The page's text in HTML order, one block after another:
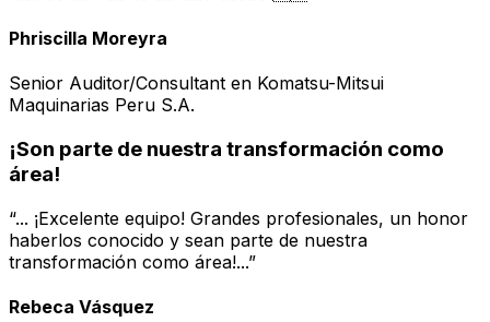
Phriscilla Moreyra
Senior Auditor/Consultant en Komatsu-Mitsui
Maquinarias Peru S.A.
¡Son parte de nuestra transformación como
área!
“... ¡Excelente equipo! Grandes profesionales, un honor
haberlos conocido y sean parte de nuestra
transformación como área!...”
Rebeca Vásquez